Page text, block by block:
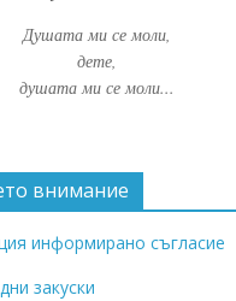
Душата ми се моли,
дете,
душата ми се моли...
внимание
информирано съгласие
закуски